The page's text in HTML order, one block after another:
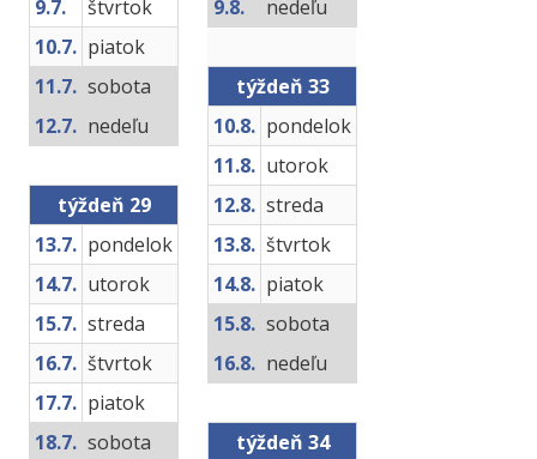
9.7.
štvrtok
10.7. piatok
11.7. sobota
12.7. nedeľu
týždeň 29
13.7. pondelok
14.7. utorok
15.7. streda
16.7. štvrtok
17.7. piatok
18.7. sobota
9.8.
nedeľu
týždeň 33
10.8. pondelok
11.8. utorok
12.8. streda
13.8. štvrtok
14.8. piatok
15.8. sobota
16.8. nedeľu
týždeň 34